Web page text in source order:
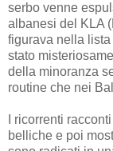
serbo venne
albanesi del KLA
figurava nella
stato
della minoranza
routine che nei
I ricorrenti
belliche e poi